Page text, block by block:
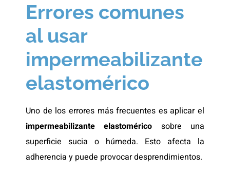
Errores comunes
al usar
impermeabilizante
elastomérico
Uno de los errores más frecuentes es aplicar el
impermeabilizante elastomérico sobre una
superficie sucia o húmeda. Esto afecta la
adherencia y puede provocar desprendimientos.